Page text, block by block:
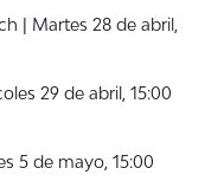
| Martes 28 de abril,
29 de abril, 15:00
5 de mayo, 15:00